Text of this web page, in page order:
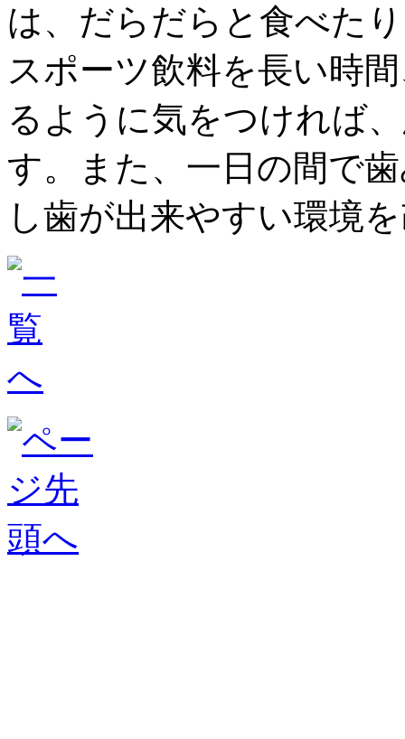
は、だらだらと食べた
スポーツ飲料を長い時
るように気をつければ
す。また、一日の間で
し歯が出来やすい環境